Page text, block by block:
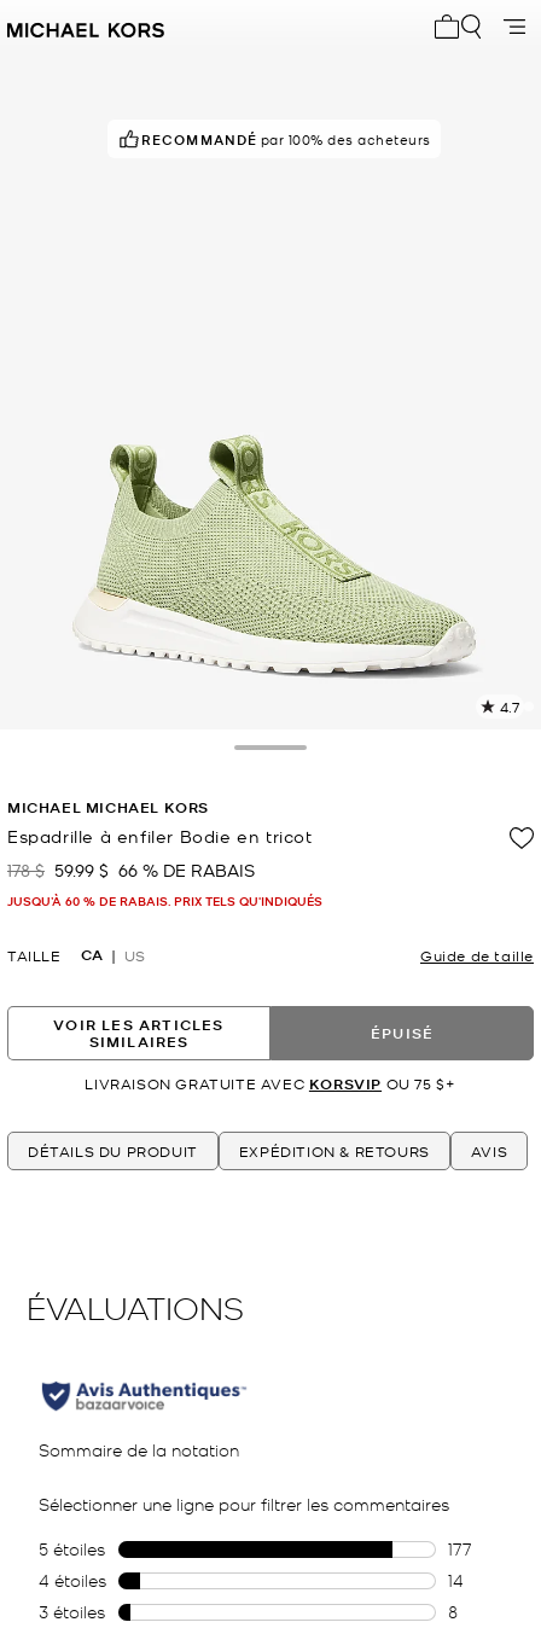
RECOMMANDÉ par 100% des acheteurs
POPULAIRE !35 vus récemment
4.7
MICHAEL MICHAEL KORS
Espadrille à enfiler Bodie en tricot
était
178 $ maintenant
59.99 $ 66 % DE RABAIS
JUSQU’À 60 % DE RABAIS. PRIX TELS QU'INDIQUÉS
TAILLE CA US Guide de taille
VOIR LES ARTICLES
SIMILAIRES
ÉPUISÉ
LIVRAISON GRATUITE AVEC KORSVIP OU 75 $+
DÉTAILS DU PRODUIT EXPÉDITION & RETOURS AVIS